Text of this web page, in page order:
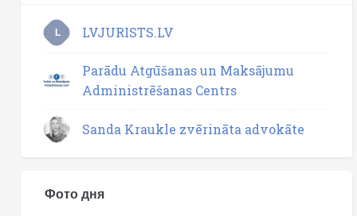
L LVJURISTS.LV
Parādu Atgūšanas un Maksājumu
Administrēšanas Centrs
Sanda Kraukle zvērināta advokāte
Фото дня